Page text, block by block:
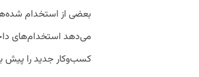
بعضی از استخدام
می‌دهد استخدام‌های
کسب‌وکار جدید را پیش